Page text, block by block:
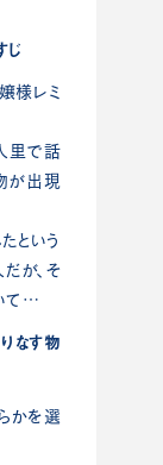
じ
様レミ
⾥で話
が出現
という
が、そ
て…
なす物
かを選